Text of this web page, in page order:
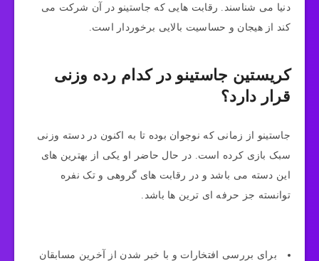
دنیا می شناسند. رقابت هایی که جاستینو در آن شرکت می
کند از هیجان و حساسیت بالایی برخوردار است.
کریستین جاستینو در کدام رده وزنی
قرار دارد؟
جاستینو از زمانی که نوجوان بوده تا به اکنون در دسته وزنی
سبک بازی کرده است. در حال حاضر او یکی از بهترین های
این دسته می باشد و در رقابت های گروهی و تک نفره
توانسته جز حرفه ای ترین ها باشد.
برای بررسی افتخارات و با خبر شدن از آخرین مسابقان